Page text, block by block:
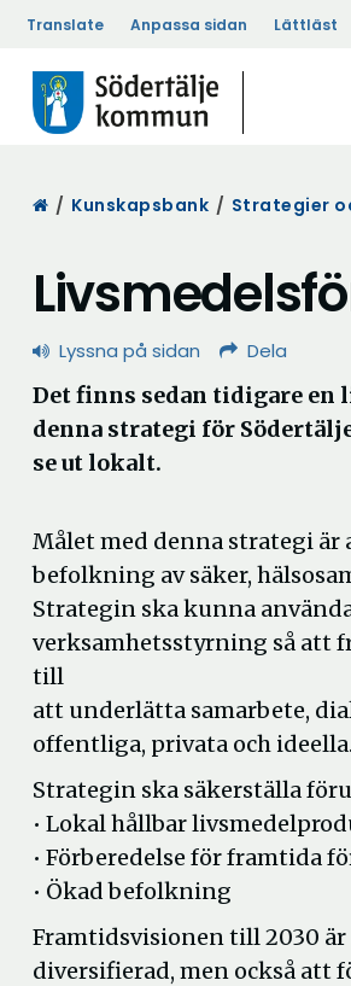
Translate Anpassa sidan Lättläst
Start
/ Kunskapsbank / Strategier
Lyssna på sidan Dela
Det finns sedan tidigare en
denna strategi för
se ut lokalt.
Målet med denna strategi
befolkning av säker,
Strategin ska kunna
verksamhetsstyrning så att
till
att underlätta samarbete,
offentliga, privata och ideella.
Strategin ska säkerställa
• Lokal hållbar
• Förberedelse för framtida
• Ökad befolkning
Framtidsvisionen till 2030
diversifierad, men också att